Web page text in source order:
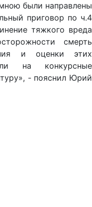
были направлены
приговор по ч.4
тяжкого вреда
смерть
и оценки этих
на конкурсные
- пояснил Юрий